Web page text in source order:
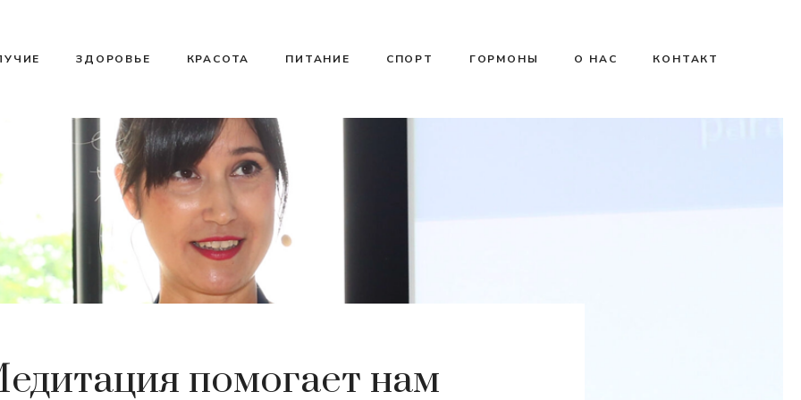
ЗДОРОВЬЕ КРАСОТА ПИТАНИЕ СПОРТ ГОРМОНЫ О НАС КОНТАКТ
помогает нам